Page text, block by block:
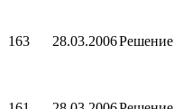
163 28.03.2006Решение